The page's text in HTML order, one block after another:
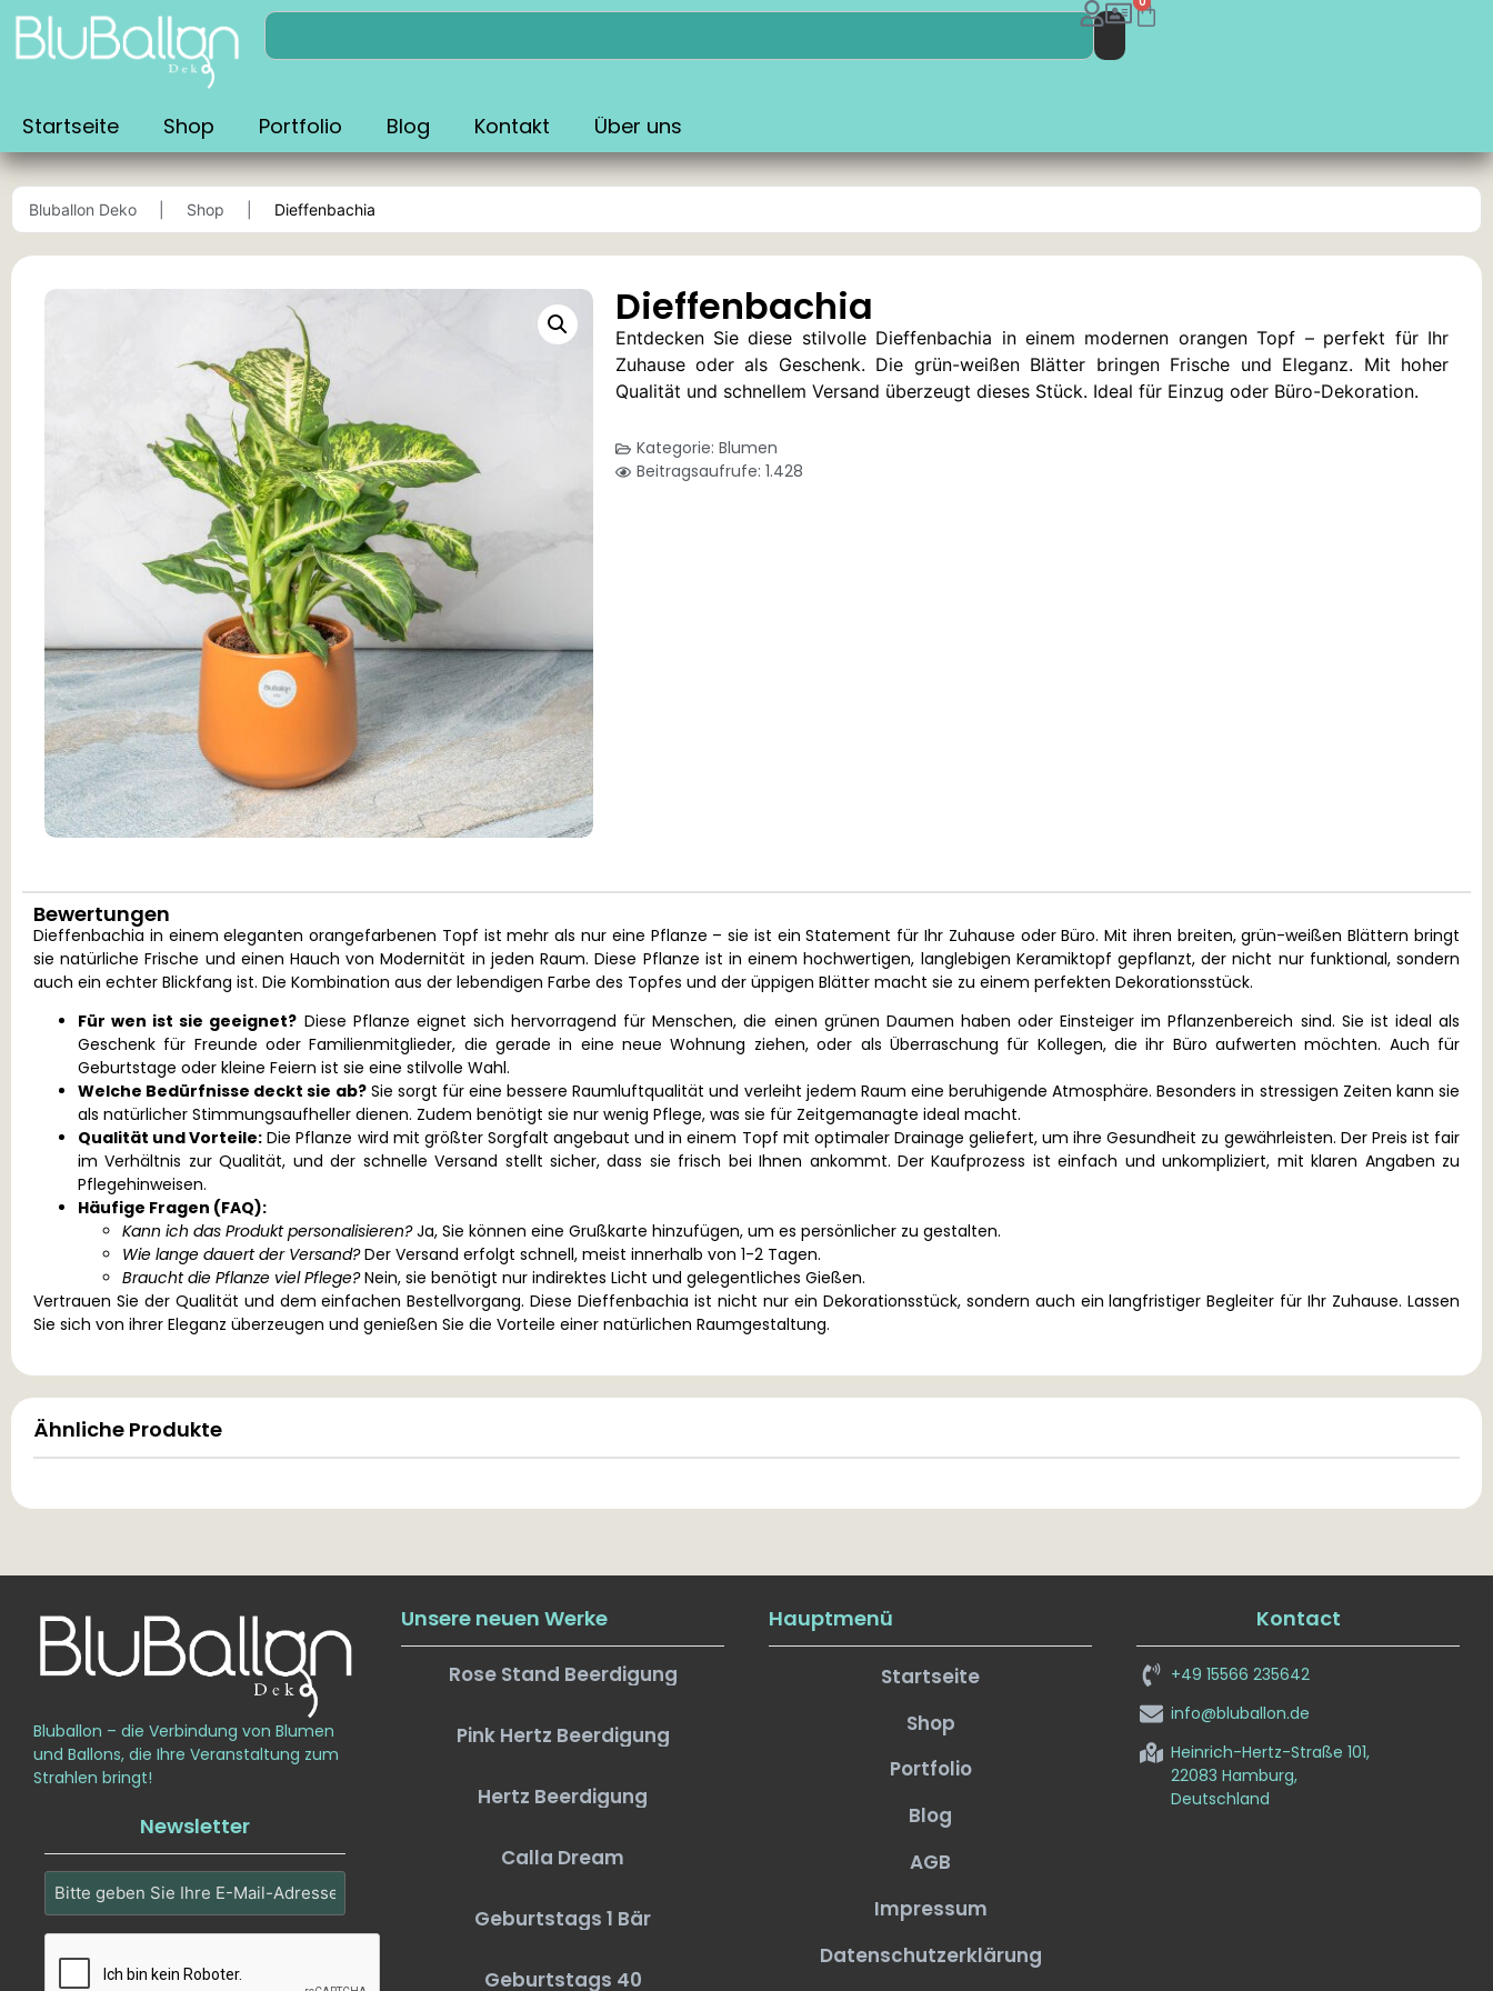
Startseite Shop Portfolio Blog Kontakt Über uns
Bluballon Deko Shop Dieffenbachia
Dieffenbachia
Entdecken Sie diese stilvolle Dieffenbachia in einem modernen orangen Topf – perfekt für Ihr
Zuhause oder als Geschenk. Die grün-weißen Blätter bringen Frische und Eleganz. Mit hoher
Qualität und schnellem Versand überzeugt dieses Stück. Ideal für Einzug oder Büro-Dekoration.
Kategorie: Blumen
Beitragsaufrufe: 1.428
Bewertungen
Dieffenbachia in einem eleganten orangefarbenen Topf ist mehr als nur eine Pflanze – sie ist ein Statement für Ihr Zuhause oder Büro. Mit ihren breiten, grün-weißen Blättern bringt
sie natürliche Frische und einen Hauch von Modernität in jeden Raum. Diese Pflanze ist in einem hochwertigen, langlebigen Keramiktopf gepflanzt, der nicht nur funktional, sondern
auch ein echter Blickfang ist. Die Kombination aus der lebendigen Farbe des Topfes und der üppigen Blätter macht sie zu einem perfekten Dekorationsstück.
Für wen ist sie geeignet? Diese Pflanze eignet sich hervorragend für Menschen, die einen grünen Daumen haben oder Einsteiger im Pflanzenbereich sind. Sie ist ideal als
Geschenk für Freunde oder Familienmitglieder, die gerade in eine neue Wohnung ziehen, oder als Überraschung für Kollegen, die ihr Büro aufwerten möchten. Auch für
Geburtstage oder kleine Feiern ist sie eine stilvolle Wahl.
Welche Bedürfnisse deckt sie ab?Sie sorgt für eine bessere Raumluftqualität und verleiht jedem Raum eine beruhigende Atmosphäre. Besonders in stressigen Zeiten kann sie
als natürlicher Stimmungsaufheller dienen. Zudem benötigt sie nur wenig Pflege, was sie für Zeitgemanagte ideal macht.
Qualität und Vorteile: Die Pflanze wird mit größter Sorgfalt angebaut und in einem Topf mit optimaler Drainage geliefert, um ihre Gesundheit zu gewährleisten. Der Preis ist fair
im Verhältnis zur Qualität, und der schnelle Versand stellt sicher, dass sie frisch bei Ihnen ankommt. Der Kaufprozess ist einfach und unkompliziert, mit klaren Angaben zu
Pflegehinweisen.
Häufige Fragen (FAQ):
Kann ich das Produkt personalisieren?Ja, Sie können eine Grußkarte hinzufügen, um es persönlicher zu gestalten.
Wie lange dauert der Versand?Der Versand erfolgt schnell, meist innerhalb von 1-2 Tagen.
Braucht die Pflanze viel Pflege?Nein, sie benötigt nur indirektes Licht und gelegentliches Gießen.
Vertrauen Sie der Qualität und dem einfachen Bestellvorgang. Diese Dieffenbachia ist nicht nur ein Dekorationsstück, sondern auch ein langfristiger Begleiter für Ihr Zuhause. Lassen
Sie sich von ihrer Eleganz überzeugen und genießen Sie die Vorteile einer natürlichen Raumgestaltung.
Ähnliche Produkte
Bluballon – die Verbindung von Blumen
und Ballons, die Ihre Veranstaltung zum
Strahlen bringt!
Newsletter
Email
(erforderlich)
CAPTCHA
Unsere neuen Werke
Rose Stand Beerdigung
Pink Hertz Beerdigung
Hertz Beerdigung
Calla Dream
Geburtstags 1 Bär
Geburtstags 40
Hauptmenü
Startseite
Shop
Portfolio
Blog
AGB
Impressum
Datenschutzerklärung
Kontact
+49 15566 235642
info@bluballon.de
Heinrich-Hertz-Straße 101,
22083 Hamburg,
Deutschland